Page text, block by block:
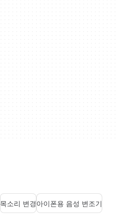
목소리 변경아이폰용 음성 변조기